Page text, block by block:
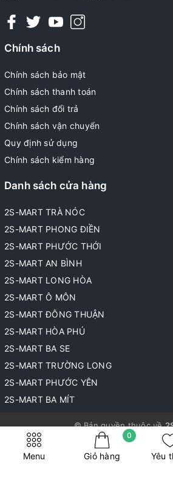
Menu Giỏ hàng
0
Yêu
Chính sách
Chính sách bảo mật
Chính sách thanh toán
Chính sách đổi trả
Chính sách vận chuyển
Quy định sử dụng
Chính sách kiểm hàng
Danh sách cửa hàng
2S-MART TRÀ NÓC
2S-MART PHONG ĐIỀN
2S-MART PHƯỚC THỚI
2S-MART AN BÌNH
2S-MART LONG HÒA
2S-MART Ô MÔN
2S-MART ĐÔNG THUẬN
2S-MART HÒA PHÚ
2S-MART BA SE
2S-MART TRƯỜNG LONG
2S-MART PHƯỚC YÊN
2S-MART BA MÍT
© Bản quyền thuộc về
Cung cấp bởi
Sapo